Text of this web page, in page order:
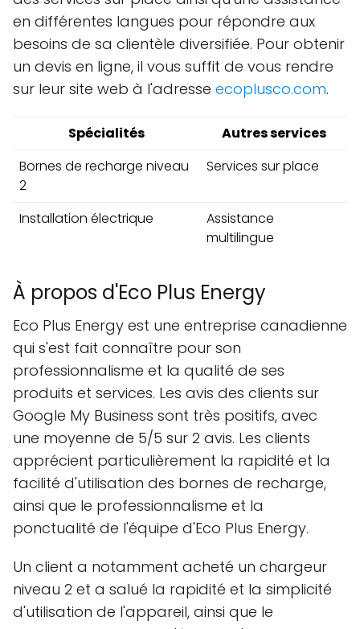
en différentes langues pour répondre aux
besoins de sa clientèle diversifiée. Pour obtenir
un devis en ligne, il vous suffit de vous rendre
sur leur site web à l'adresse ecoplusco.com.
Spécialités
Autres services
Bornes de recharge niveau
2
Services sur place
Installation électrique
Assistance
multilingue
À propos d'Eco Plus Energy
Eco Plus Energy est une entreprise canadienne
qui s'est fait connaître pour son
professionnalisme et la qualité de ses
produits et services. Les avis des clients sur
Google My Business sont très positifs, avec
une moyenne de 5/5 sur 2 avis. Les clients
apprécient particulièrement la rapidité et la
facilité d'utilisation des bornes de recharge,
ainsi que le professionnalisme et la
ponctualité de l'équipe d'Eco Plus Energy.
Un client a notamment acheté un chargeur
niveau 2 et a salué la rapidité et la simplicité
d'utilisation de l'appareil, ainsi que le